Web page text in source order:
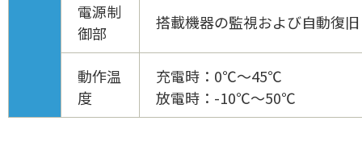
電源制
御部
搭載機器の監視および自動復旧
動作温
度
充電時：0℃～45℃
放電時：-10℃～50℃